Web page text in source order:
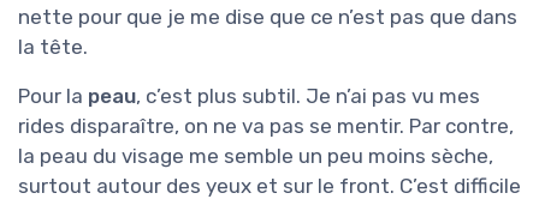
nette pour que je me dise que ce n’est pas que dans
la tête.
Pour la peau, c’est plus subtil. Je n’ai pas vu mes
rides disparaître, on ne va pas se mentir. Par contre,
la peau du visage me semble un peu moins sèche,
surtout autour des yeux et sur le front. C’est difficile